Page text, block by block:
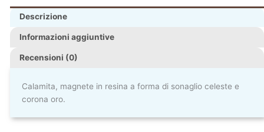
Descrizione
Informazioni aggiuntive
Recensioni (0)
Calamita, magnete in resina a forma di sonaglio celeste e
corona oro.